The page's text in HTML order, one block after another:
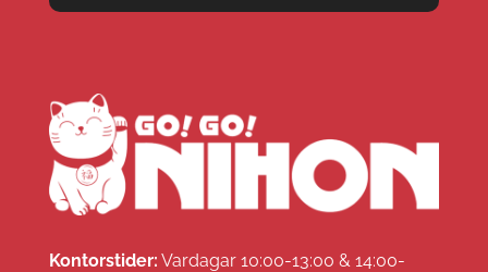
Kontorstider: Vardagar 10:00-13:00 & 14:00-